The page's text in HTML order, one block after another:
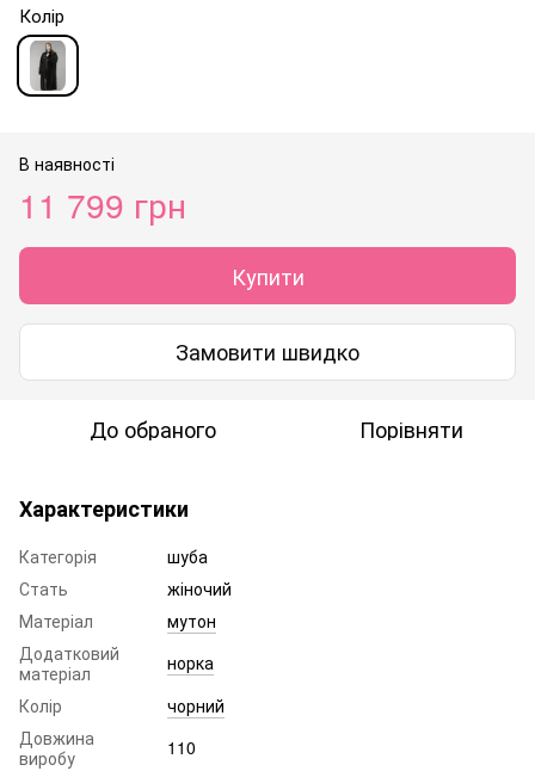
Колір
В наявності
11 799 грн
Купити
Замовити швидко
До обраного Порівняти
Характеристики
Категорія
шуба
Стать
жіночий
Матеріал
мутон
Додатковий
матеріал
норка
Колір
чорний
Довжина
виробу
110